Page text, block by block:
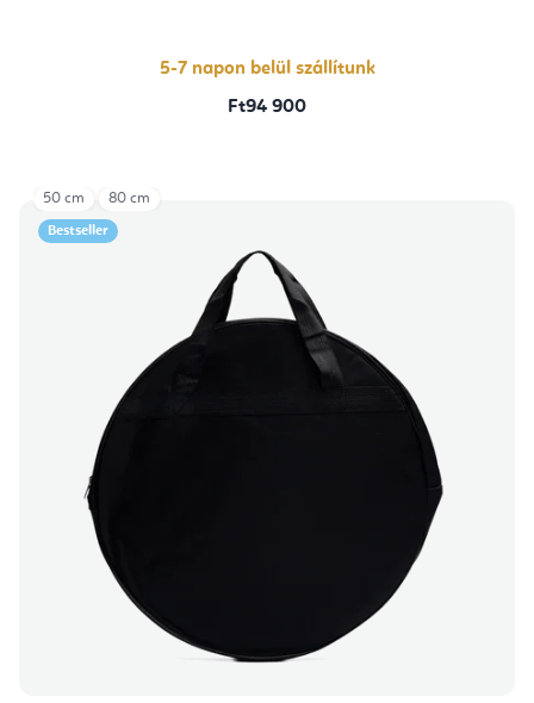
5-7 napon belül szállítunk
Ft94 900
Bestseller
50 cm 80 cm